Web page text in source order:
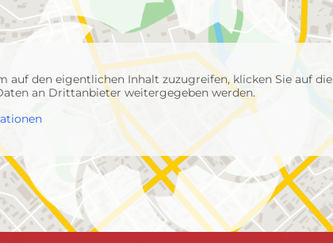
auf den eigentlichen Inhalt zuzugreifen, klicken Sie auf die
an Drittanbieter weitergegeben werden.